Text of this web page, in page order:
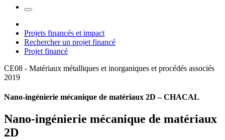
Projets financés et impact
Rechercher un projet financé
Projet financé
CE08 - Matériaux métalliques et inorganiques et procédés associés
2019
Nano-ingénierie mécanique de matériaux 2D – CHACAL
Nano-ingénierie mécanique de matériaux
2D